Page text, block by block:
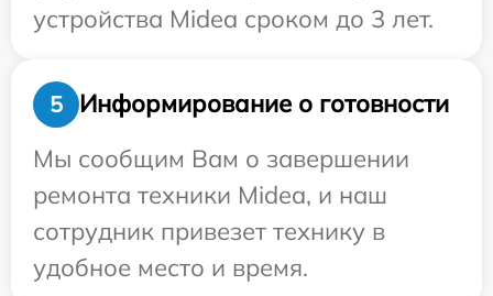
устройства Midea сроком до 3 лет.
5
Информирование о готовности
Мы сообщим Вам о завершении
ремонта техники Midea, и наш
сотрудник привезет технику в
удобное место и время.